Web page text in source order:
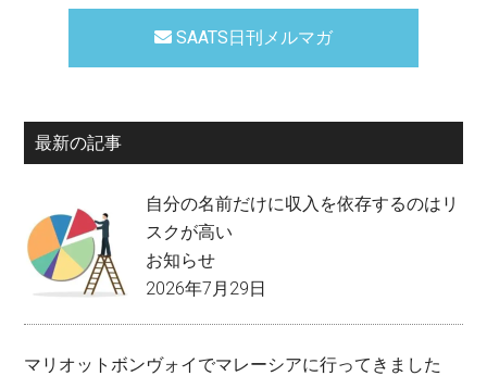
SAATS日刊メルマガ
最新の記事
自分の名前だけに収入を依存するのはリ
スクが高い
お知らせ
2026年7月29日
マリオットボンヴォイでマレーシアに行ってきました